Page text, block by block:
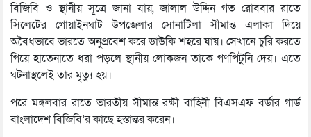
বিজিবি ও স্থানীয় সূত্রে জানা যায়, জালাল উদ্দিন গত রোববার রাতে
সিলেটের গোয়াইনঘাট উপজেলার সোনাটিলা সীমান্ত এলাকা দিয়ে
অবৈধভাবে ভারতে অনুপ্রবেশ করে ডাউকি শহরে যায়। সেখানে চুরি করতে
গিয়ে হাতেনাতে ধরা পড়লে স্থানীয় লোকজন তাকে গণপিটুনি দেয়। এতে
ঘটনাস্থলেই তার মৃত্যু হয়।
পরে মঙ্গলবার রাতে ভারতীয় সীমান্ত রক্ষী বাহিনী বিএসএফ বর্ডার গার্ড
বাংলাদেশ বিজিবি’র কাছে হস্তান্তর করেন।